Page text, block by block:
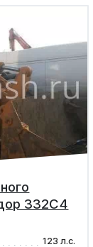
332C4
123 л.с.